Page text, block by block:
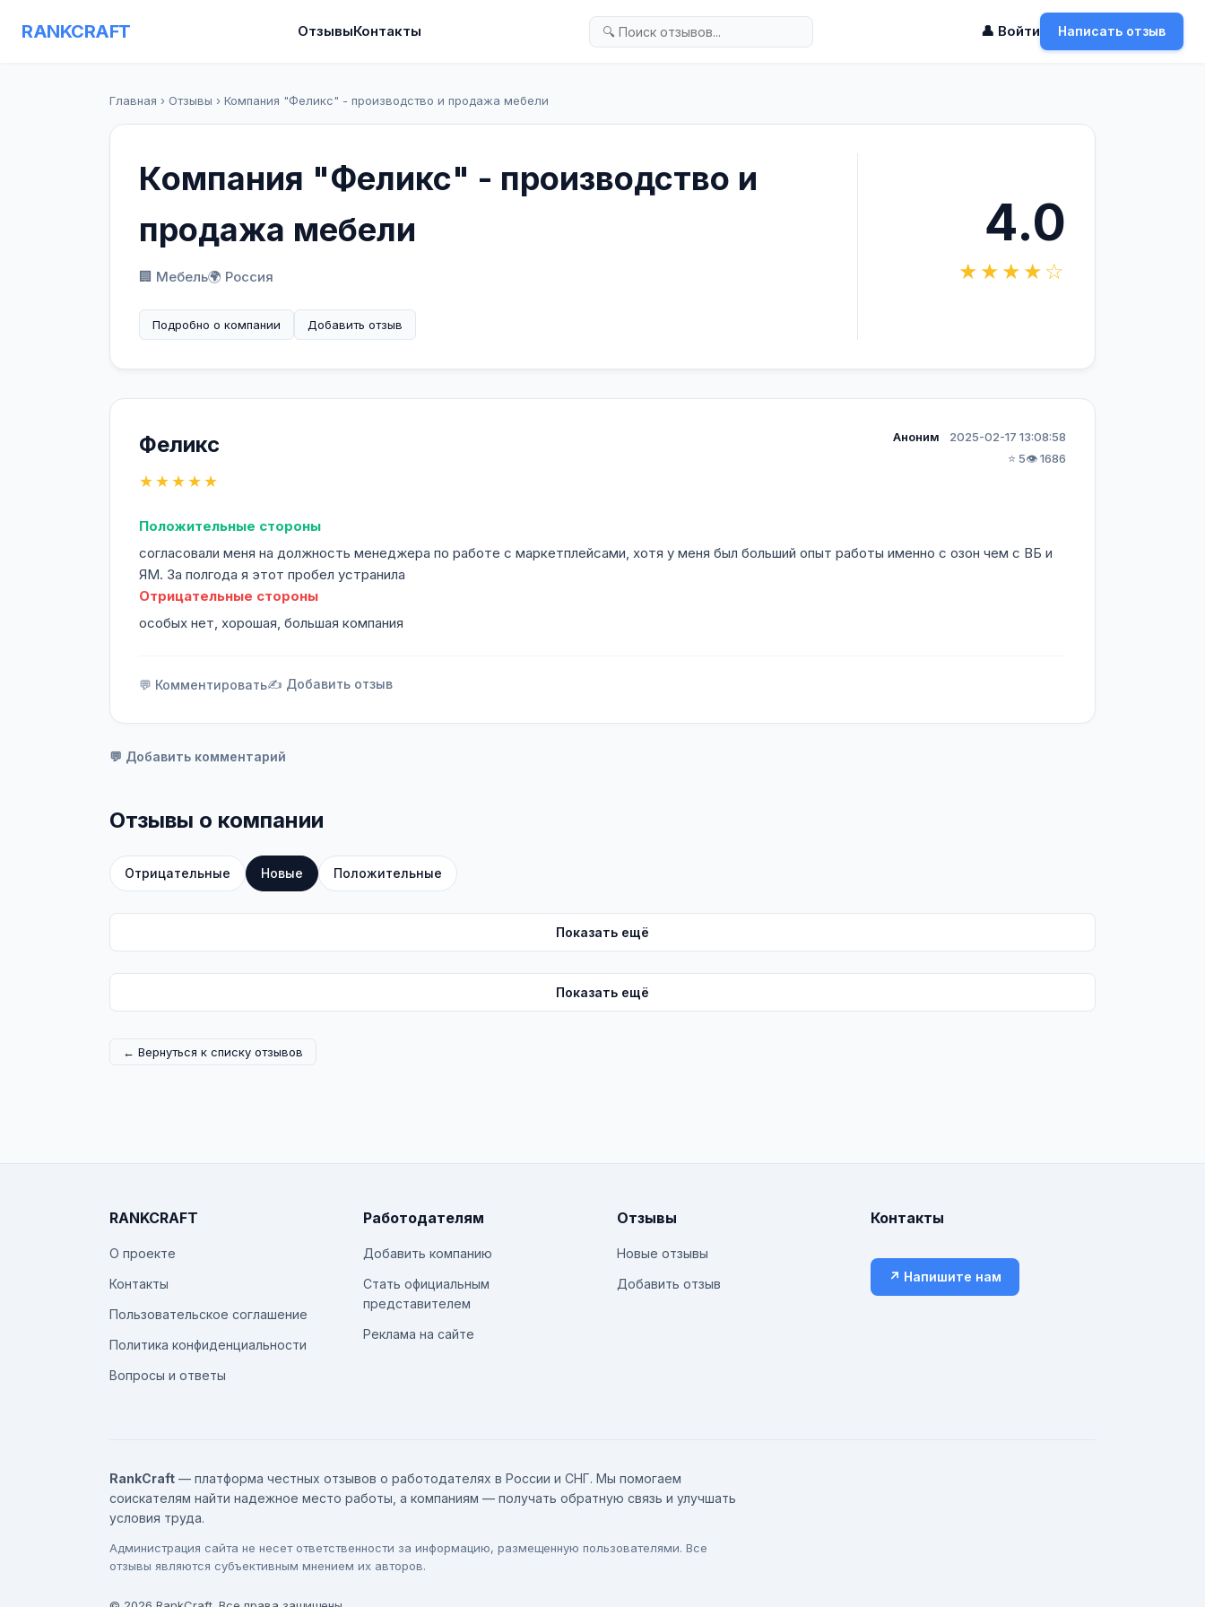
RANKCRAFT ОтзывыКонтакты 👤 Войти Написать отзыв
Главная › Отзывы › Компания "Феликс" - производство и продажа мебели
Компания "Феликс" - производство и
продажа мебели
🏢 Мебель🌍 Россия
Подробно о компании Добавить отзыв
4.0
★★★★☆
Феликс
★★★★★
Аноним
2025-02-17 13:08:58
⭐ 5👁️ 1686
Положительные стороны
согласовали меня на должность менеджера по работе с маркетплейсами, хотя у меня был больший опыт работы именно с озон чем с ВБ и
ЯМ. За полгода я этот пробел устранила
Отрицательные стороны
особых нет, хорошая, большая компания
💬 Комментировать✍️ Добавить отзыв
💬 Добавить комментарий
Отзывы о компании
Отрицательные Новые Положительные
Показать ещё
Показать ещё
← Вернуться к списку отзывов
RANKCRAFT
О проекте
Контакты
Пользовательское соглашение
Политика конфиденциальности
Вопросы и ответы
Работодателям
Добавить компанию
Стать официальным
представителем
Реклама на сайте
Отзывы
Новые отзывы
Добавить отзыв
Контакты
↗ Напишите нам
RankCraft — платформа честных отзывов о работодателях в России и СНГ. Мы помогаем
соискателям найти надежное место работы, а компаниям — получать обратную связь и улучшать
условия труда.
Администрация сайта не несет ответственности за информацию, размещенную пользователями. Все
отзывы являются субъективным мнением их авторов.